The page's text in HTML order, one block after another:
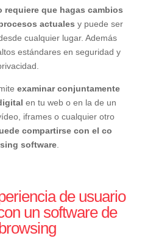
requiere que hagas cambios
actuales y puede ser
cualquier lugar. Además
estándares en seguridad y
examinar conjuntamente
en tu web o en la de un
iframes o cualquier otro
compartirse con el co
software
de usuario
un software de